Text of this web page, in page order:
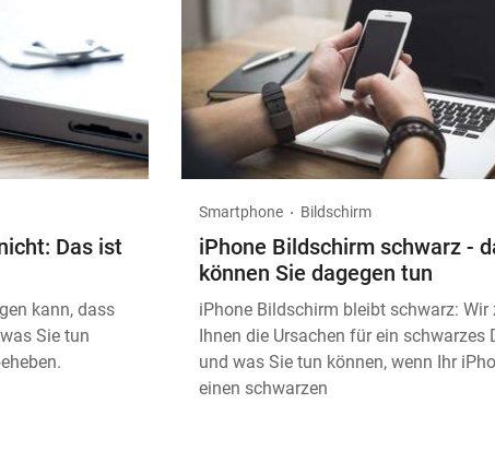
Das ist
kann, dass
Sie tun
Smartphone Bildschirm
iPhone Bildschirm schwarz -
können Sie dagegen tun
iPhone Bildschirm bleibt schwarz: Wir
Ihnen die Ursachen für ein schwarzes
und was Sie tun können, wenn Ihr
einen schwarzen